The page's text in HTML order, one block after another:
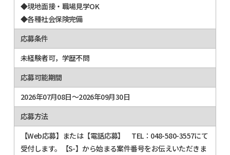
◆現地面接・職場見学OK
◆各種社会保険完備
応募条件
未経験者可，学歴不問
応募可能期間
2026年07月08日～2026年09月30日
応募方法
【Web応募】または【電話応募】 TEL：048-580-3557にて
受付します。【S-】から始まる案件番号をお伝えいただきま